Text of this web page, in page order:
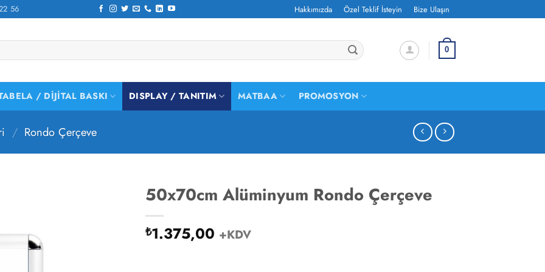
56 Hakkımızda Özel Teklif İsteyin Bize Ulaşın
0
/ DIJITAL BASKI DISPLAY / TANITIM MATBAA PROMOSYON
/ Rondo Çerçeve
50x70cm Alüminyum Rondo Çerçeve
₺1.375,00 +KDV